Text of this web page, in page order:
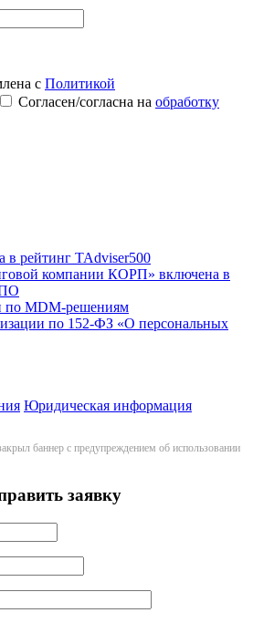
с Политикой
Согласен/согласна на обработку
рейтинг TAdviser500
компании КОРП» включена в
ПО
по MDM-решениям
по 152-ФЗ «О персональных
Юридическая информация
баннер с предупреждением об использовании
заявку